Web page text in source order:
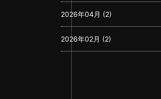
2026年04月 (2)
2026年02月 (2)